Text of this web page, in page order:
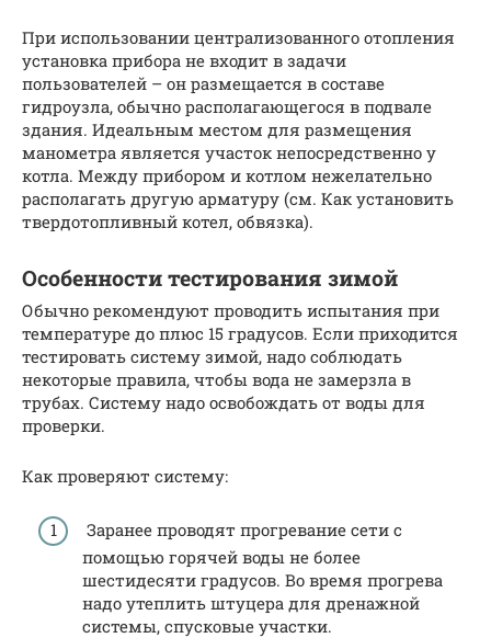
При использовании централизованного отопления
установка прибора не входит в задачи
пользователей – он размещается в составе
гидроузла, обычно располагающегося в подвале
здания. Идеальным местом для размещения
манометра является участок непосредственно у
котла. Между прибором и котлом нежелательно
располагать другую арматуру (см. Как установить
твердотопливный котел, обвязка).
Особенности тестирования зимой
Обычно рекомендуют проводить испытания при
температуре до плюс 15 градусов. Если приходится
тестировать систему зимой, надо соблюдать
некоторые правила, чтобы вода не замерзла в
трубах. Систему надо освобождать от воды для
проверки.
Как проверяют систему:
Заранее проводят прогревание сети с
помощью горячей воды не более
шестидесяти градусов. Во время прогрева
надо утеплить штуцера для дренажной
системы, спусковые участки.